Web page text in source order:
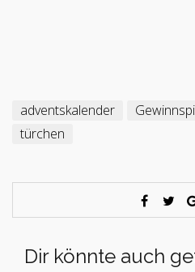
adventskalender
türchen
Dir könnte auch